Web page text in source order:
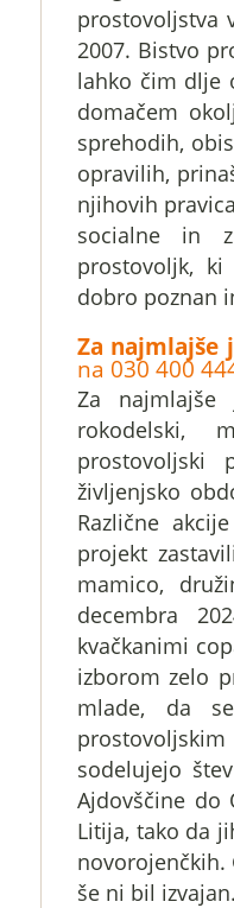
prostovoljstva
2007. Bistvo
lahko čim dlje
domačem
sprehodih,
opravilih,
njihovih
socialne in
prostovoljk,
dobro poznan
Za najmlajše
na 030 400
Za najmlajše
rokodelski,
življenjsko
Različne
projekt
mamico,
decembra
kvačkanimi
izborom zelo
mlade, da
sodelujejo
Ajdovščine do
Litija, tako da
novorojenčkih.
še ni bil